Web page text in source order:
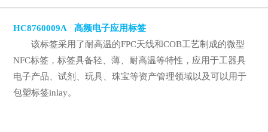
HC8760009A 高频电子应用标签
该标签采用了耐高温的FPC天线和COB工艺制成的微型
NFC标签，标签具备轻、薄、耐高温等特性，应用于工器具
电子产品、试剂、玩具、珠宝等资产管理领域以及可以用于
包塑标签inlay。